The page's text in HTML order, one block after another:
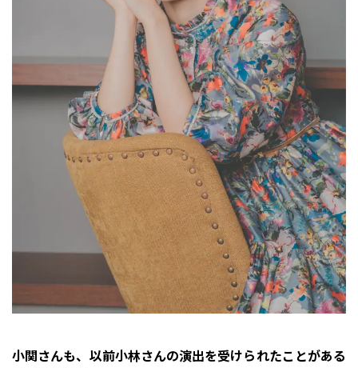
――小関さんも、以前小林さんの演出を受けられたことがある